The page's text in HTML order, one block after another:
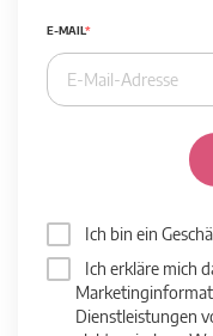
E-MAIL
Ich bin ein
Ich erkläre mich
Dienstleistungen